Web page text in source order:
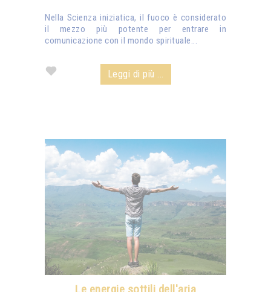
Nella Scienza iniziatica, il fuoco è considerato
il mezzo più potente per entrare in
comunicazione con il mondo spirituale...
Leggi di più ...